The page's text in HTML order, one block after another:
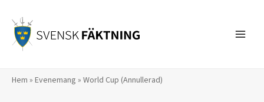
innehåll
Hem » Evenemang » World Cup (Annullerad)